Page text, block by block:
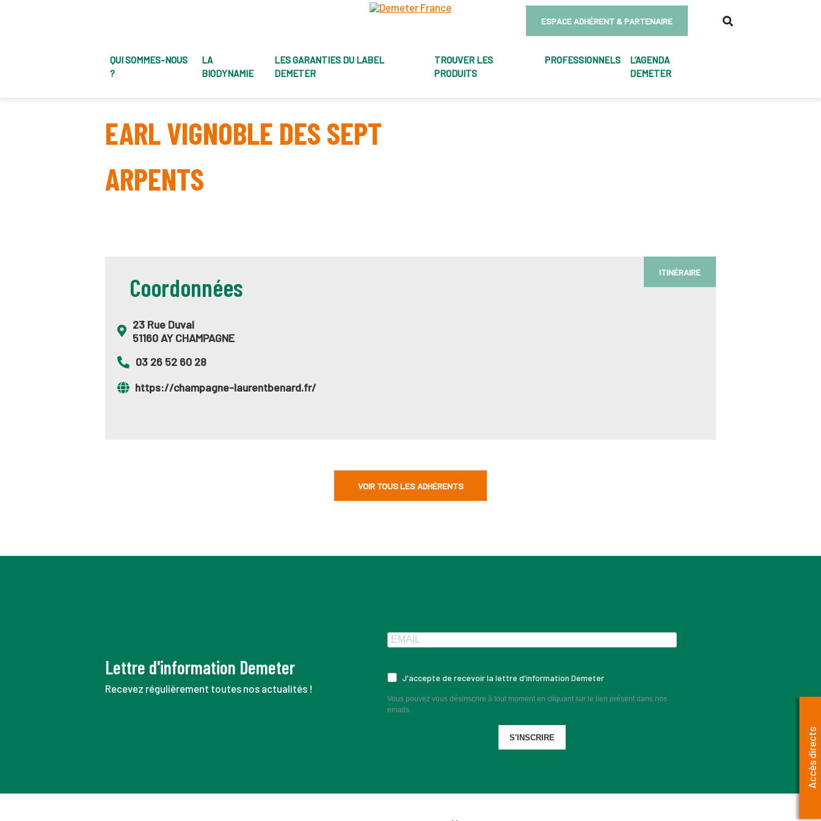
ESPACE ADHÉRENT & PARTENAIRE
QUI SOMMES-NOUS
?
LA
BIODYNAMIE
LES GARANTIES DU LABEL
DEMETER
TROUVER LES
PRODUITS
PROFESSIONNELS
L’AGENDA
DEMETER
EARL VIGNOBLE DES SEPT
ARPENTS
Coordonnées
23 Rue Duval
51160 AY CHAMPAGNE
03 26 52 60 28
https://champagne-laurentbenard.fr/
ITINÉRAIRE
VOIR TOUS LES ADHÉRENTS
Lettre d'information Demeter
Recevez régulièrement toutes nos actualités !
J'accepte de recevoir la lettre d'information Demeter
Vous pouvez vous désinscrire à tout moment en cliquant sur le lien présent dans nos
emails.
S'INSCRIRE Accès directs